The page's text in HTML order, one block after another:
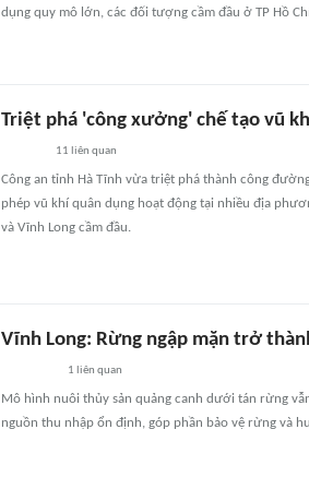
dụng quy mô lớn, các đối tượng cầm đầu ở TP Hồ
Triệt phá 'công xưởng' chế tạo vũ
11 liên quan
Công an tỉnh Hà Tĩnh vừa triệt phá thành công
phép vũ khí quân dụng hoạt động tại nhiều địa
và Vĩnh Long cầm đầu.
Vĩnh Long: Rừng ngập mặn trở
1 liên quan
Mô hình nuôi thủy sản quảng canh dưới tán rừng
nguồn thu nhập ổn định, góp phần bảo vệ rừng và